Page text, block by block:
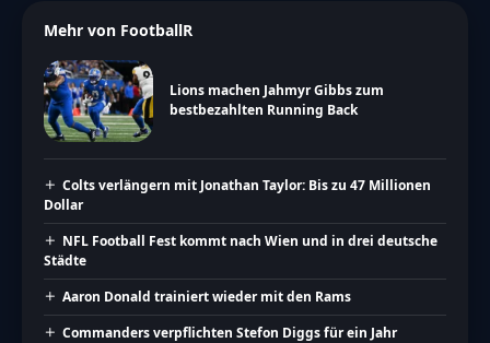
Mehr von FootballR
Lions machen Jahmyr Gibbs zum
bestbezahlten Running Back
Colts verlängern mit Jonathan Taylor: Bis zu 47 Millionen
Dollar
NFL Football Fest kommt nach Wien und in drei deutsche
Städte
Aaron Donald trainiert wieder mit den Rams
Commanders verpflichten Stefon Diggs für ein Jahr